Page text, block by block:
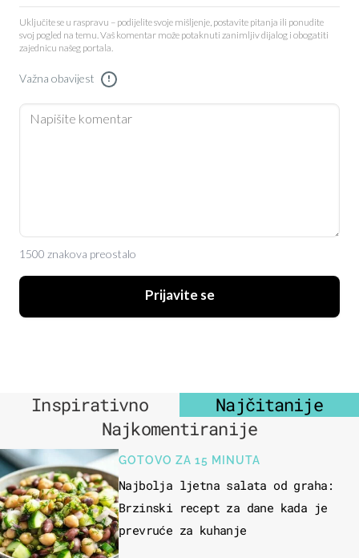
Uključite se u raspravu – podijelite svoje mišljenje, postavite pitanja ili ponudite
svoj pogled na temu. Vaš komentar može potaknuti zanimljiv dijalog i obogatiti
zajednicu našeg portala.
Važna obavijest !
1500 znakova preostalo
Prijavite se
Inspirativno
Najčitanije
Najkomentiranije
GOTOVO ZA 15 MINUTA
Najbolja ljetna salata od graha:
Brzinski recept za dane kada je
prevruće za kuhanje